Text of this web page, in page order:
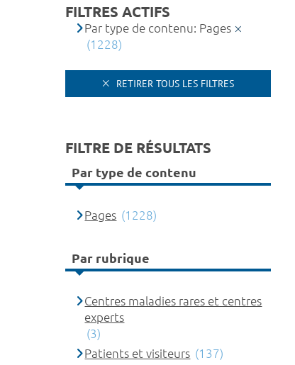
FILTRES ACTIFS
Par type de contenu: Pages
(1228)
RETIRER TOUS LES FILTRES
FILTRE DE RÉSULTATS
Par type de contenu
Pages (1228)
Par rubrique
Centres maladies rares et centres
experts
(3)
Patients et visiteurs (137)